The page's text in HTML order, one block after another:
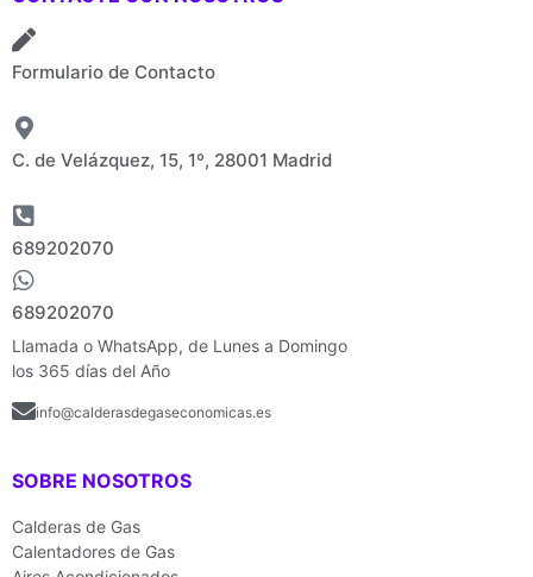
Formulario de Contacto
C. de Velázquez, 15, 1º, 28001 Madrid
689202070
689202070
Llamada o WhatsApp, de Lunes a Domingo
los 365 días del Año
info@calderasdegaseconomicas.es
SOBRE NOSOTROS
Calderas de Gas
Calentadores de Gas